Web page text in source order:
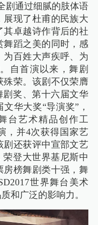
剧通过细腻的肢体语
展现了杜甫的民族大
其卓越诗作背后的社
舞蹈之美的同时，感
为百姓大声疾呼、为
自首演以来，舞剧
殊荣。该剧不仅荣膺
剧奖、第十六届文华
华大奖“导演奖”，
台艺术精品创作工
，并4次获得国家艺
剧还获评中宣部文艺
荣登大世界基尼斯中
房榜舞剧类十强，舞
世界舞台美术
和广泛的影响力。